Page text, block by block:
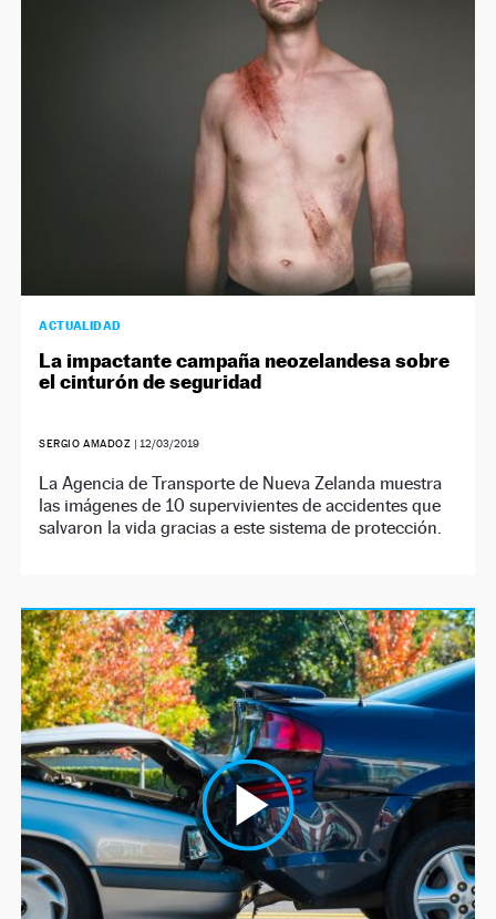
ACTUALIDAD
La impactante campaña neozelandesa sobre
el cinturón de seguridad
SERGIO AMADOZ | 12/03/2019
La Agencia de Transporte de Nueva Zelanda muestra
las imágenes de 10 supervivientes de accidentes que
salvaron la vida gracias a este sistema de protección.